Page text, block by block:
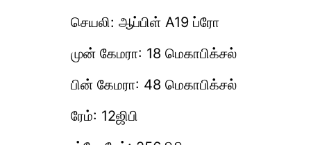
செயலி: ஆப்பிள் A19 ப்ரோ
முன் கேமரா: 18 மெகாபிக்சல்
பின் கேமரா: 48 மெகாபிக்சல்
ரேம்: 12ஜிபி